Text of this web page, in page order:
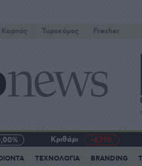
Καρπός Τυροκόμος Fresher
Κριθάρι -6,71%
ΤΕΧΝΟΛΟΓΙΑ BRANDING